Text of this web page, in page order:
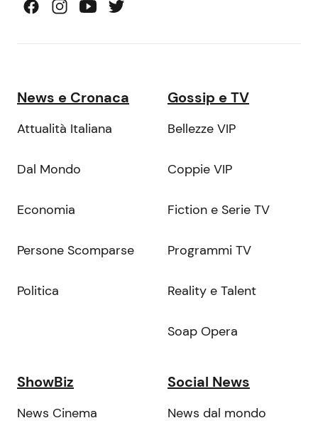
News e Cronaca
Attualità Italiana
Dal Mondo
Economia
Persone Scomparse
Politica
Gossip e TV
Bellezze VIP
Coppie VIP
Fiction e Serie TV
Programmi TV
Reality e Talent
Soap Opera
ShowBiz
News Cinema
Social News
News dal mondo